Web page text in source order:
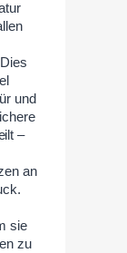
und
–
an
sie
zu